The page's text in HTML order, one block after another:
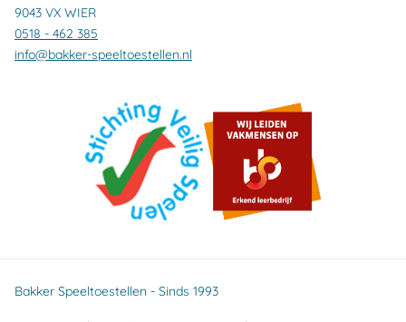
9043 VX WIER
0518 - 462 385
info@bakker-speeltoestellen.nl
Bakker Speeltoestellen - Sinds 1993